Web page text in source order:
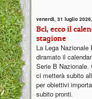
venerdì, 31 luglio
Bcl, ecco il
stagione
La Lega
diramato il
Serie B
ci metterà subito
per obiettivi
subito pronti.